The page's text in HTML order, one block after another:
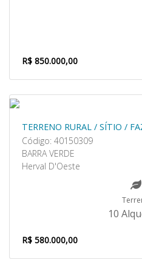
R$ 850.000,00
TERRENO RURAL / SÍTIO /
Código: 40150309
BARRA VERDE
Herval D'Oeste
10
R$ 580.000,00